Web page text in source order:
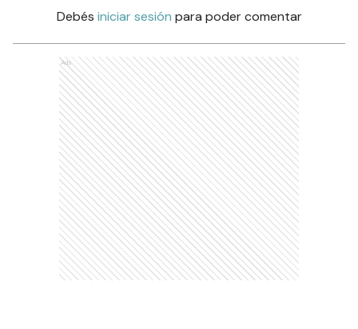
Debés iniciar sesión para poder comentar
Ads